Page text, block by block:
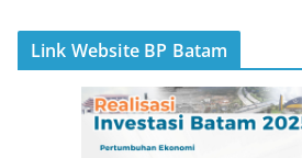
Link Website BP Batam